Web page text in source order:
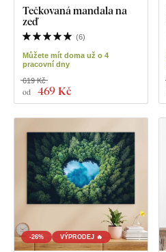
Tečkovaná mandala na
zeď
(6)
Můžete mít doma už o 4
pracovní dny
od 469 Kč
619 Kč
-26% VÝPRODEJ 🔥